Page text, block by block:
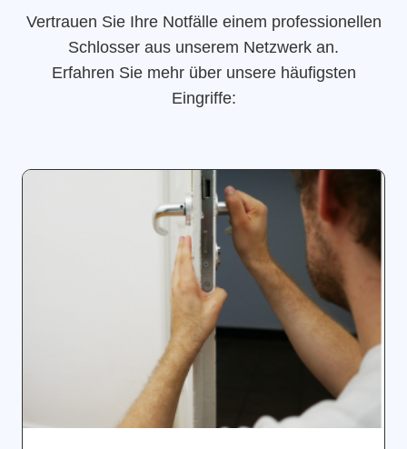
Vertrauen Sie Ihre Notfälle einem professionellen
Schlosser aus unserem Netzwerk an.
Erfahren Sie mehr über unsere häufigsten
Eingriffe: